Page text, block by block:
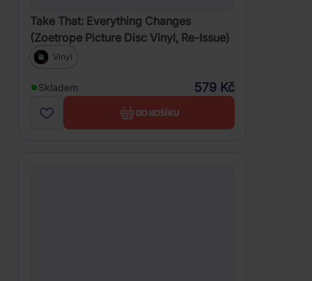
Take That: Everything Changes
(Zoetrope Picture Disc Vinyl, Re-Issue)
Vinyl
Skladem 579 Kč
DO KOŠÍKU